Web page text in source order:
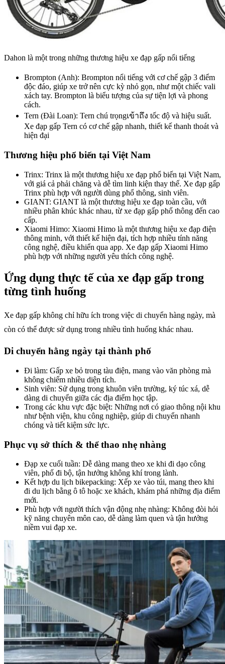
Dahon là một trong những thương hiệu xe đạp gấp nổi tiếng
Brompton (Anh): Brompton nổi tiếng với cơ chế gập 3 điểm
độc đáo, giúp xe trở nên cực kỳ nhỏ gọn, như một chiếc vali
xách tay. Brompton là biểu tượng của sự tiện lợi và phong
cách.
Tern (Đài Loan): Tern chú trọngเข้าถึง tốc độ và hiệu suất.
Xe đạp gấp Tern có cơ chế gập nhanh, thiết kế thanh thoát và
hiện đại
Thương hiệu phổ biến tại Việt Nam
Trinx: Trinx là một thương hiệu xe đạp phổ biến tại Việt Nam,
với giá cả phải chăng và dễ tìm linh kiện thay thế. Xe đạp gấp
Trinx phù hợp với người dùng phổ thông, sinh viên.
GIANT: GIANT là một thương hiệu xe đạp toàn cầu, với
nhiều phân khúc khác nhau, từ xe đạp gấp phổ thông đến cao
cấp.
Xiaomi Himo: Xiaomi Himo là một thương hiệu xe đạp điện
thông minh, với thiết kế hiện đại, tích hợp nhiều tính năng
công nghệ, điều khiển qua app. Xe đạp gấp Xiaomi Himo
phù hợp với những người yêu thích công nghệ.
Ứng dụng thực tế của xe đạp gấp trong
từng tình huống
Xe đạp gấp không chỉ hữu ích trong việc di chuyển hàng ngày, mà
còn có thể được sử dụng trong nhiều tình huống khác nhau.
Di chuyển hằng ngày tại thành phố
Đi làm: Gấp xe bỏ trong tàu điện, mang vào văn phòng mà
không chiếm nhiều diện tích.
Sinh viên: Sử dụng trong khuôn viên trường, ký túc xá, dễ
dàng di chuyển giữa các địa điểm học tập.
Trong các khu vực đặc biệt: Những nơi có giao thông nội khu
như bệnh viện, khu công nghiệp, giúp di chuyển nhanh
chóng và tiết kiệm sức lực.
Phục vụ sở thích & thể thao nhẹ nhàng
Đạp xe cuối tuần: Dễ dàng mang theo xe khi đi dạo công
viên, phố đi bộ, tận hưởng không khí trong lành.
Kết hợp du lịch bikepacking: Xếp xe vào túi, mang theo khi
đi du lịch bằng ô tô hoặc xe khách, khám phá những địa điểm
mới.
Phù hợp với người thích vận động nhẹ nhàng: Không đòi hỏi
kỹ năng chuyên môn cao, dễ dàng làm quen và tận hưởng
niềm vui đạp xe.